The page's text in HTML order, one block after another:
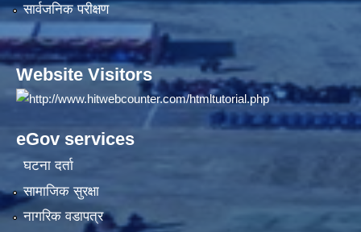
सार्वजनिक परीक्षण
Website Visitors
eGov services
घटना दर्ता
सामाजिक सुरक्षा
नागरिक वडापत्र